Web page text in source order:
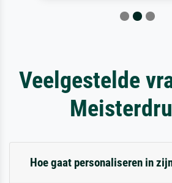
Veelgestelde
Hoe gaat personaliseren in